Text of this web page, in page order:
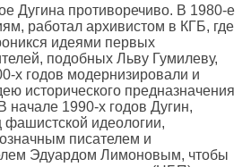
Дугина противоречиво. В 1980-е
работал архивистом в КГБ, где
идеями первых
подобных Льву Гумилеву,
х годов модернизировали и
исторического предназначения
начале 1990-х годов Дугин,
фашистской идеологии,
писателем и
Эдуардом Лимоновым, чтобы